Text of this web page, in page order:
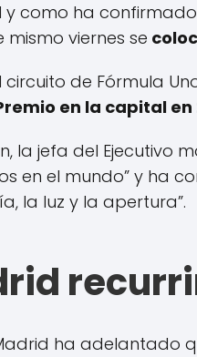
y como ha
mismo viernes se
de Fórmula
en la capital en
la jefa del Ejecutivo
en el mundo” y ha
la luz y la apertura”.
ha adelantado